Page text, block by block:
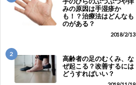
みの原因は手湿疹か
も！？治療法はどんなも
のがある？
2018/2/13
2
高齢者の足のむくみ、な
ぜ起こる？改善するには
どうすればいい？